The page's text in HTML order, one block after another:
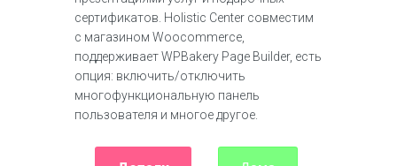
сертификатов. Holistic Center совместим
с магазином Woocommerce,
поддерживает WPBakery Page Builder, есть
опция: включить/отключить
многофункциональную панель
пользователя и многое другое.